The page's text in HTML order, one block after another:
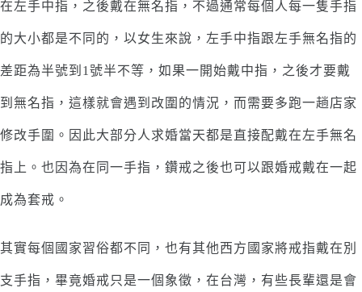
在左手中指，之後戴在無名指，不過通常每個人每一隻手指
的大小都是不同的，以女生來說，左手中指跟左手無名指的
差距為半號到1號半不等，如果一開始戴中指，之後才要戴
到無名指，這樣就會遇到改圍的情況，而需要多跑一趟店家
修改手圍。因此大部分人求婚當天都是直接配戴在左手無名
指上。也因為在同一手指，鑽戒之後也可以跟婚戒戴在一起
成為套戒。
其實每個國家習俗都不同，也有其他西方國家將戒指戴在別
支手指，畢竟婚戒只是一個象徵，在台灣，有些長輩還是會